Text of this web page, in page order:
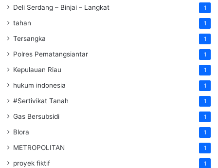
Deli Serdang – Binjai – Langkat 1
tahan 1
Tersangka 1
Polres Pematangsiantar 1
Kepulauan Riau 1
hukum indonesia 1
#Sertivikat Tanah 1
Gas Bersubsidi 1
Blora 1
METROPOLITAN 1
proyek fiktif 1